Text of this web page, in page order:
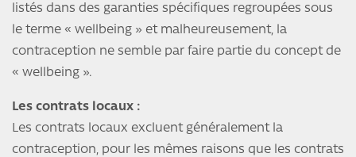
listés dans des garanties spécifiques regroupées sous
le terme « wellbeing » et malheureusement, la
contraception ne semble par faire partie du concept de
« wellbeing ».
Les contrats locaux :
Les contrats locaux excluent généralement la
contraception, pour les mêmes raisons que les contrats